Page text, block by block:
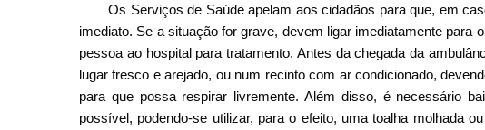
Os Serviços de Saúde apelam aos cidadãos para que, em
imediato. Se a situação for grave, devem ligar imediatamente para
pessoa ao hospital para tratamento. Antes da chegada da
lugar fresco e arejado, ou num recinto com ar condicionado,
para que possa respirar livremente. Além disso, é necessário
possível, podendo-se utilizar, para o efeito, uma toalha molhada